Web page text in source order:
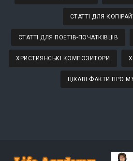
СТАТТІ ДЛЯ
СТАТТІ ДЛЯ ПОЕТІВ-ПОЧАТКІВЦІВ
ХРИСТИЯНСЬКІ КОМПОЗИТОРИ
ЦІКАВІ ФАКТИ ПРО